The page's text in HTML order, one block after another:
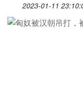
2023-01-11